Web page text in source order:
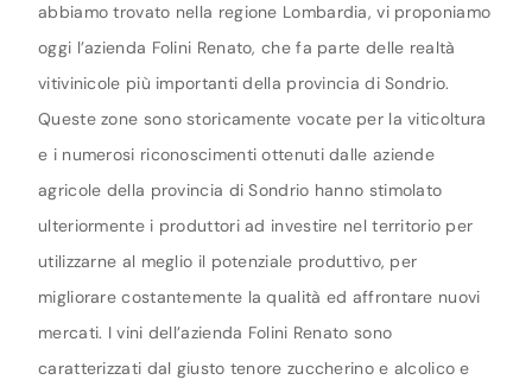
abbiamo trovato nella regione Lombardia, vi proponiamo
oggi l’azienda Folini Renato, che fa parte delle realtà
vitivinicole più importanti della provincia di Sondrio.
Queste zone sono storicamente vocate per la viticoltura
e i numerosi riconoscimenti ottenuti dalle aziende
agricole della provincia di Sondrio hanno stimolato
ulteriormente i produttori ad investire nel territorio per
utilizzarne al meglio il potenziale produttivo, per
migliorare costantemente la qualità ed affrontare nuovi
mercati. I vini dell’azienda Folini Renato sono
caratterizzati dal giusto tenore zuccherino e alcolico e